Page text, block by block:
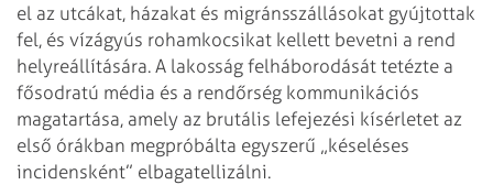
el az utcákat, házakat és migránsszállásokat gyújtottak
fel, és vízágyús rohamkocsikat kellett bevetni a rend
helyreállítására. A lakosság felháborodását tetézte a
fősodratú média és a rendőrség kommunikációs
magatartása, amely az brutális lefejezési kísérletet az
első órákban megpróbálta egyszerű „késeléses
incidensként” elbagatellizálni.